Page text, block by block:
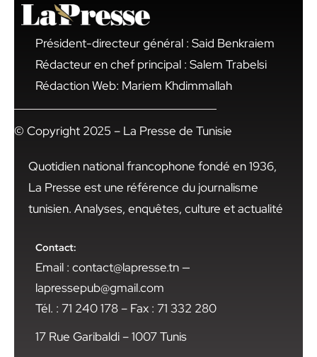
Président-directeur général : Said Benkraiem
Rédacteur en chef principal : Salem Trabelsi
Rédaction Web: Mariem Khdimmallah
© Copyright 2025 – La Presse de Tunisie
Quotidien national francophone fondé en 1936,
La Presse est une référence du journalisme
tunisien. Analyses, enquêtes, culture et actualité
Contact:
Email : contact@lapresse.tn —
lapressepub@gmail.com
Tél. : 71 240 178 – Fax : 71 332 280
17 Rue Garibaldi – 1007 Tunis